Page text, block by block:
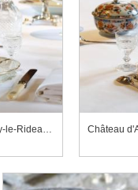
Château d'Azay-le-Rideau, salle à manger, coupe à fruits